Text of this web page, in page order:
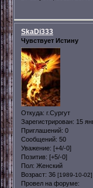
SkaDi333
Чувствует Истину
Откуда: г.Сургут
Зарегистрирован: 15
Приглашений: 0
Сообщений: 50
Уважение: [+4/-0]
Позитив: [+5/-0]
Пол: Женский
Возраст: 36 [1989-10-02]
Провел на форуме: